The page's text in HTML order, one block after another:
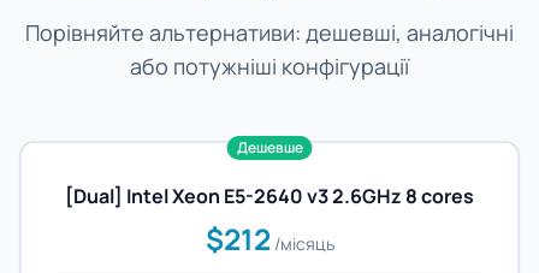
Порівняйте альтернативи: дешевші, аналогічні
або потужніші конфігурації
Дешевше
[Dual] Intel Xeon E5-2640 v3 2.6GHz 8 cores
$212 /місяць